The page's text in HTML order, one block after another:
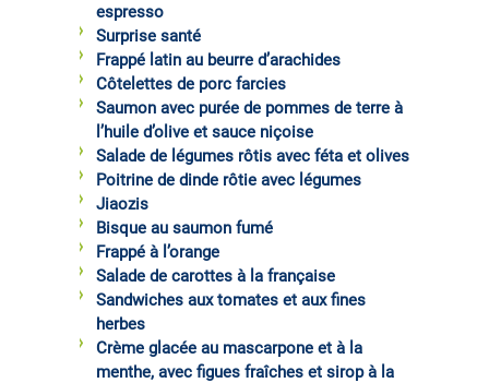
espresso
Surprise santé
Frappé latin au beurre d’arachides
Côtelettes de porc farcies
Saumon avec purée de pommes de terre à
l’huile d’olive et sauce niçoise
Salade de légumes rôtis avec féta et olives
Poitrine de dinde rôtie avec légumes
Jiaozis
Bisque au saumon fumé
Frappé à l’orange
Salade de carottes à la française
Sandwiches aux tomates et aux fines
herbes
Crème glacée au mascarpone et à la
menthe, avec figues fraîches et sirop à la